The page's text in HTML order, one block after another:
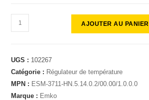
AJOUTER AU PANIER
UGS : 102267
Catégorie : Régulateur de température
MPN : ESM-3711-HN.5.14.0.2/00.00/1.0.0.0
Marque : Emko